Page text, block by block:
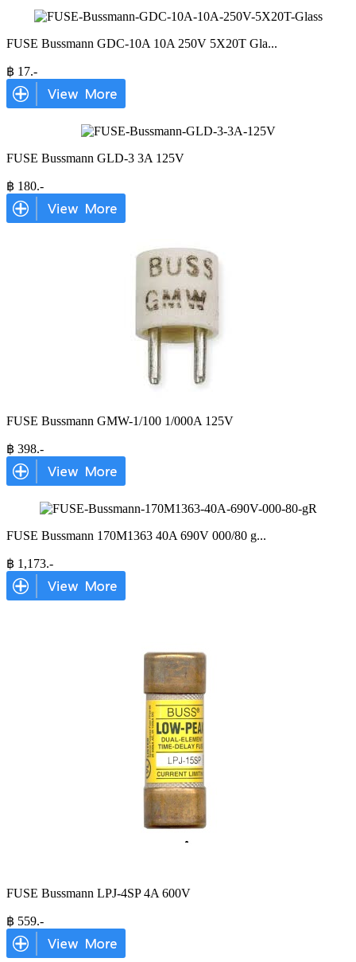
FUSE Bussmann GDC-10A 10A 250V 5X20T Gla...
฿ 17.-
FUSE Bussmann GLD-3 3A 125V
฿ 180.-
FUSE Bussmann GMW-1/100 1/000A 125V
฿ 398.-
FUSE Bussmann 170M1363 40A 690V 000/80 g...
฿ 1,173.-
FUSE Bussmann LPJ-4SP 4A 600V
฿ 559.-